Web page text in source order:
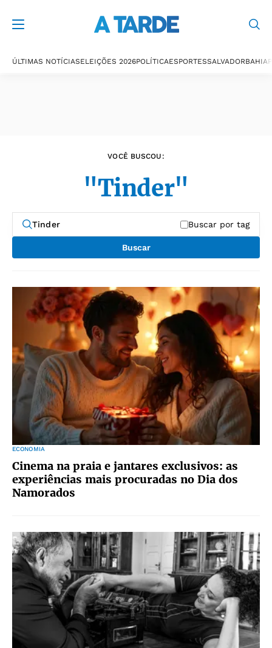
ÚLTIMAS NOTÍCIASELEIÇÕES 2026POLÍTICAESPORTESSALVADORBAHIA
VOCÊ BUSCOU:
"Tinder"
Buscar por tag
Buscar
ECONOMIA
Cinema na praia e jantares exclusivos: as
experiências mais procuradas no Dia dos
Namorados